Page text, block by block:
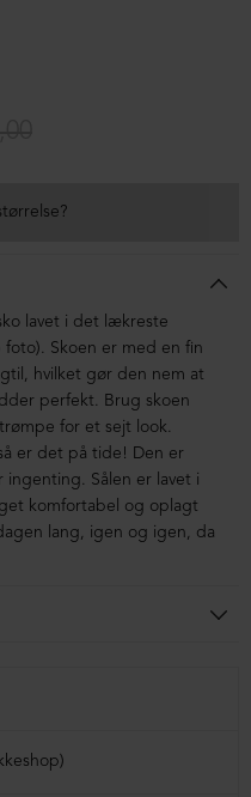
lavet i det lækreste
Skoen er med en fin
hvilket gør den nem at
perfekt. Brug skoen
for et sejt look.
er det på tide! Den er
ingenting. Sålen er lavet i
komfortabel og oplagt
lang, igen og igen, da